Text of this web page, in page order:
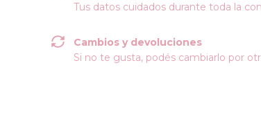
Tus datos cuidados durante toda la
Cambios y devoluciones
Si no te gusta, podés cambiarlo por